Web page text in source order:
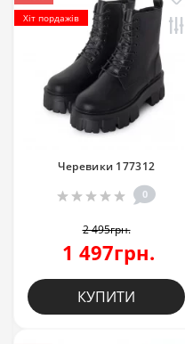
Хіт пордажів
Черевики 177312
0
2 495грн.
1 497грн.
КУПИТИ